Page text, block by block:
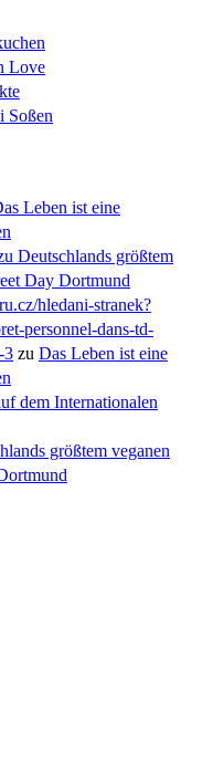
Love
Soßen
Leben ist eine
Deutschlands größtem
Day Dortmund
hledani-stranek?
personnel-dans-td-
3 zu Das Leben ist eine
dem Internationalen
größtem veganen